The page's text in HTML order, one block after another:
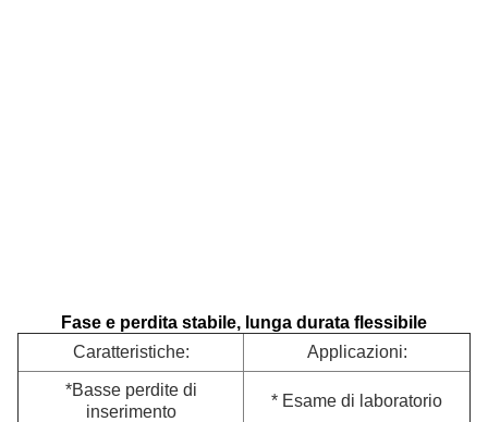
Fase e perdita stabile, lunga durata flessibile
Caratteristiche:
Applicazioni:
*Basse perdite di
inserimento
* Esame di laboratorio